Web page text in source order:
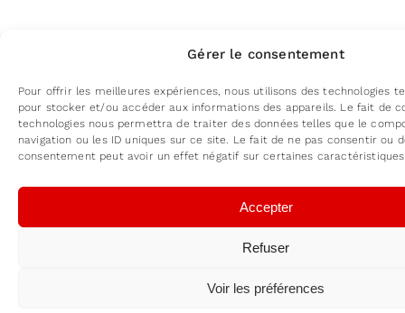
Gérer le consentement
Pour offrir les meilleures expériences, nous utilisons des technologies
pour stocker et/ou accéder aux informations des appareils. Le fait de
technologies nous permettra de traiter des données telles que le
navigation ou les ID uniques sur ce site. Le fait de ne pas consentir ou
consentement peut avoir un effet négatif sur certaines
Accepter
Refuser
Voir les préférences